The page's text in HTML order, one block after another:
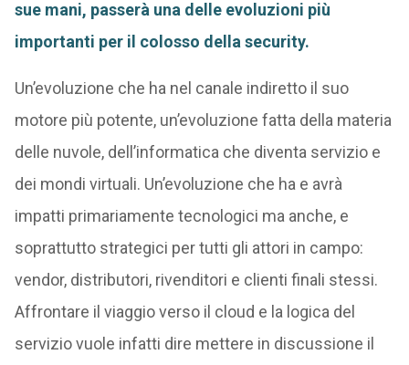
sue mani, passerà una delle evoluzioni più
importanti per il colosso della security.
Un’evoluzione che ha nel canale indiretto il suo
motore più potente, un’evoluzione fatta della materia
delle nuvole, dell’informatica che diventa servizio e
dei mondi virtuali. Un’evoluzione che ha e avrà
impatti primariamente tecnologici ma anche, e
soprattutto strategici per tutti gli attori in campo:
vendor, distributori, rivenditori e clienti finali stessi.
Affrontare il viaggio verso il cloud e la logica del
servizio vuole infatti dire mettere in discussione il